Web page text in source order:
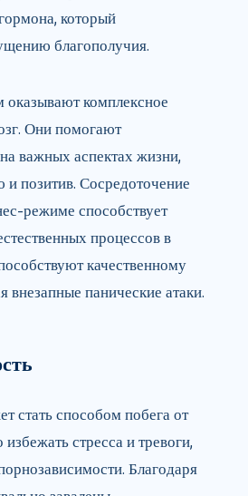
который
благополучия.
оказывают комплексное
Они помогают
важных аспектах жизни,
и позитив. Сосредоточение
режиме способствует
процессов в
качественному
внезапные панические атаки.
стать способом побега от
избежать стресса и тревоги,
Благодаря